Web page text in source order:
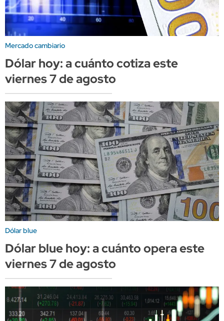
Mercado cambiario
Dólar hoy: a cuánto cotiza este
viernes 7 de agosto
Dólar blue
Dólar blue hoy: a cuánto opera este
viernes 7 de agosto